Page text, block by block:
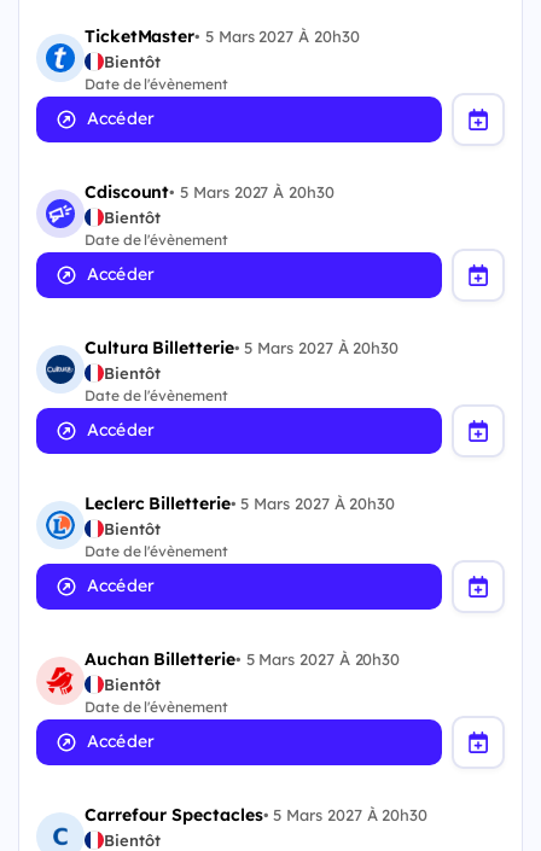
TicketMaster• 5 Mars 2027 À 20h30
Bientôt
Date de l'évènement
Accéder
Cdiscount•5 Mars 2027 À 20h30
Bientôt
Date de l'évènement
Accéder
Cultura Billetterie•5 Mars 2027 À 20h30
Bientôt
Date de l'évènement
Accéder
Leclerc Billetterie•5 Mars 2027 À 20h30
Bientôt
Date de l'évènement
Accéder
Auchan Billetterie• 5 Mars 2027 À 20h30
Bientôt
Date de l'évènement
Accéder
Carrefour Spectacles•5 Mars 2027 À 20h30
Bientôt